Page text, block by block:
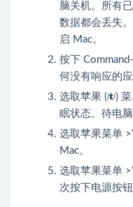
脑关机。所有
数据都会丢失
启 Mac。
按下
何没有响应的应
选取苹果 () 菜
眠状态。待电
选取苹果菜单
Mac。
选取苹果菜单
次按下电源按